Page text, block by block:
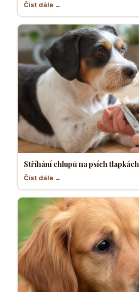
Číst dále →
Stříhání chlupů na psích tlapkách
Číst dále →